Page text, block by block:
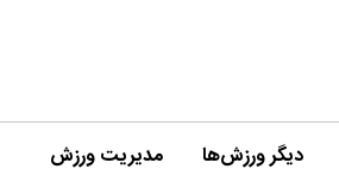
دیگر ورزش‌ها مدیریت ورزش